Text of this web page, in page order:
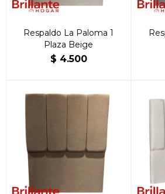
Respaldo La Paloma 1
Plaza Beige
$ 4.500